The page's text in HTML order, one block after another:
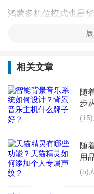
鸿蒙多机位模式也是
个惊喜，在拍摄多机
完成机位布置、视频
操作。有了华为nova9
能通过单一设备掌控
让普通人也能掌握专
片。
华为nova9系列手机新
相关文章
随
步
活
随
用
的
(5)